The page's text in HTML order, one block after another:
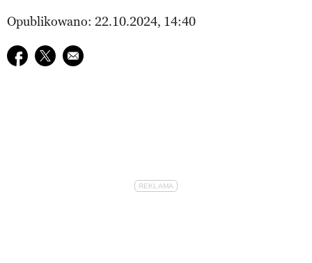
Opublikowano: 22.10.2024, 14:40
Udostępnij na facebook
Udostępnij na twitter
E-mail do przyjaciela